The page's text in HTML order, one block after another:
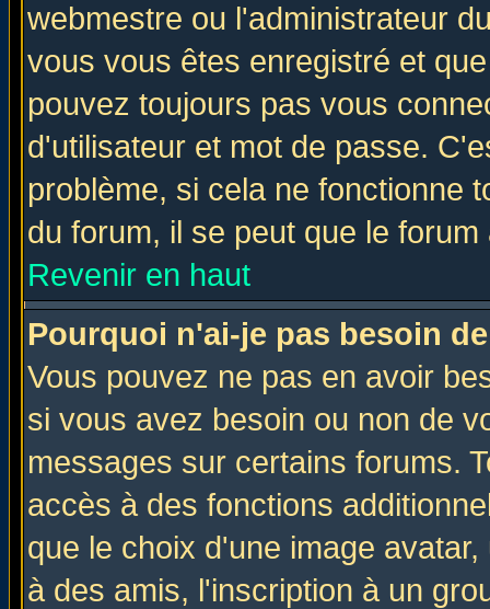
webmestre ou l'administrateur
vous vous êtes enregistré et
pouvez toujours pas vous
d'utilisateur et mot de passe.
problème, si cela ne fonctionne
du forum, il se peut que le
Revenir en haut
Pourquoi n'ai-je pas besoin
Vous pouvez ne pas en avoir
si vous avez besoin ou non de
messages sur certains forums.
accès à des fonctions
que le choix d'une image
à des amis, l'inscription à un